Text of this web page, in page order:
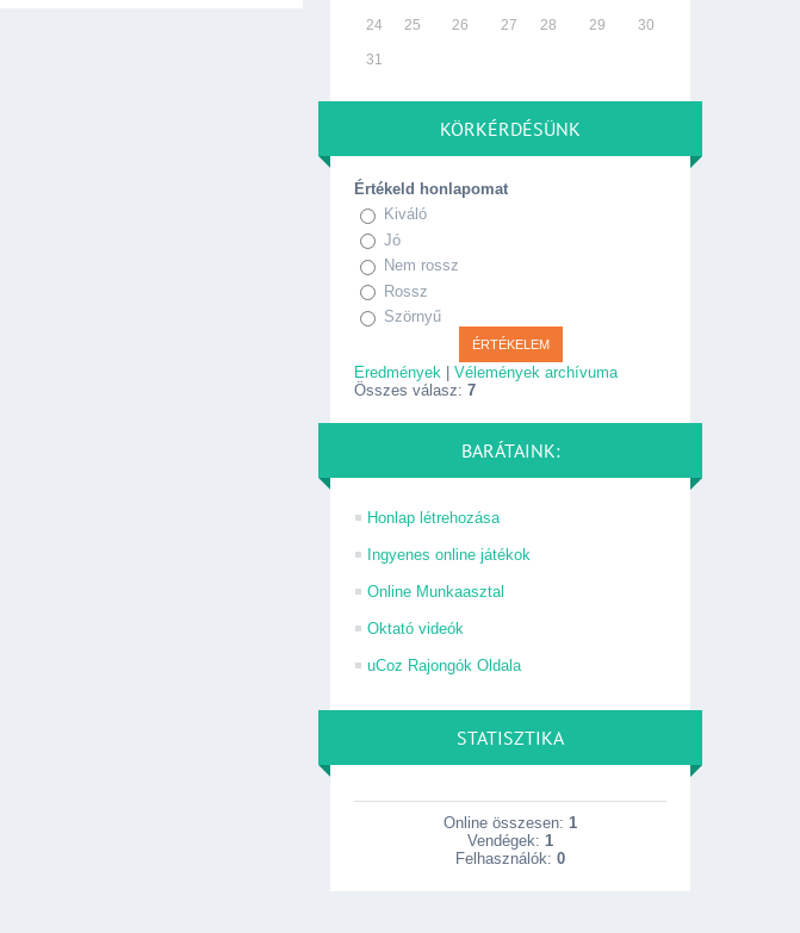
24 25 26 27 28 29 30
31
KÖRKÉRDÉSÜNK
Értékeld honlapomat
Kiváló
Jó
Nem rossz
Rossz
Szörnyű
Eredmények |Vélemények archívuma
Összes válasz:7
BARÁTAINK:
Honlap létrehozása
Ingyenes online játékok
Online Munkaasztal
Oktató videók
uCoz Rajongók Oldala
STATISZTIKA
Online összesen: 1
Vendégek: 1
Felhasználók:0